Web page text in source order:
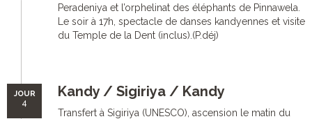
Peradeniya et l’orphelinat des éléphants de Pinnawela.
Le soir à 17h, spectacle de danses kandyennes et visite
du Temple de la Dent (inclus).(P.déj)
JOUR
4
Kandy / Sigiriya / Kandy
Transfert à Sigiriya (UNESCO), ascension le matin du